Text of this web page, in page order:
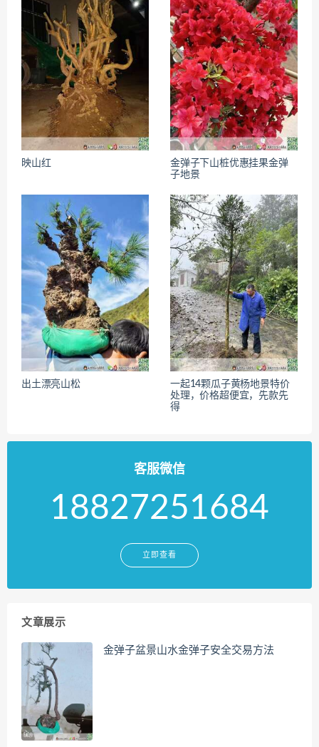
映山红
金弹子下山桩优惠挂果金弹
子地景
出土漂亮山松
一起14颗瓜子黄杨地景特价
处理，价格超便宜，先款先
得
客服微信
18827251684
立即查看
文章展示
金弹子盆景山水金弹子安全交易方法